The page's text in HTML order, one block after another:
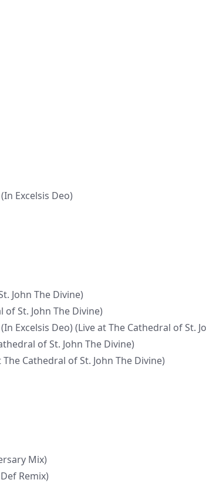
Excelsis Deo)
John The Divine)
of St. John The Divine)
Excelsis Deo) (Live at The Cathedral of St.
of St. John The Divine)
Cathedral of St. John The Divine)
Mix)
Remix)